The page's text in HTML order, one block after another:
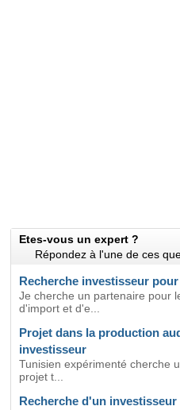
Etes-vous un expert ?
Répondez à l'une de ces
Recherche investisseur
Je cherche un partenaire pour
d'import et d'e...
Projet dans la production
investisseur
Tunisien expérimenté cherche
projet t...
Recherche d'un